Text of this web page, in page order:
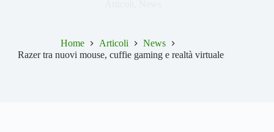
Home Articoli
News
Razer tra nuovi mouse, cuffie gaming e realtà virtuale